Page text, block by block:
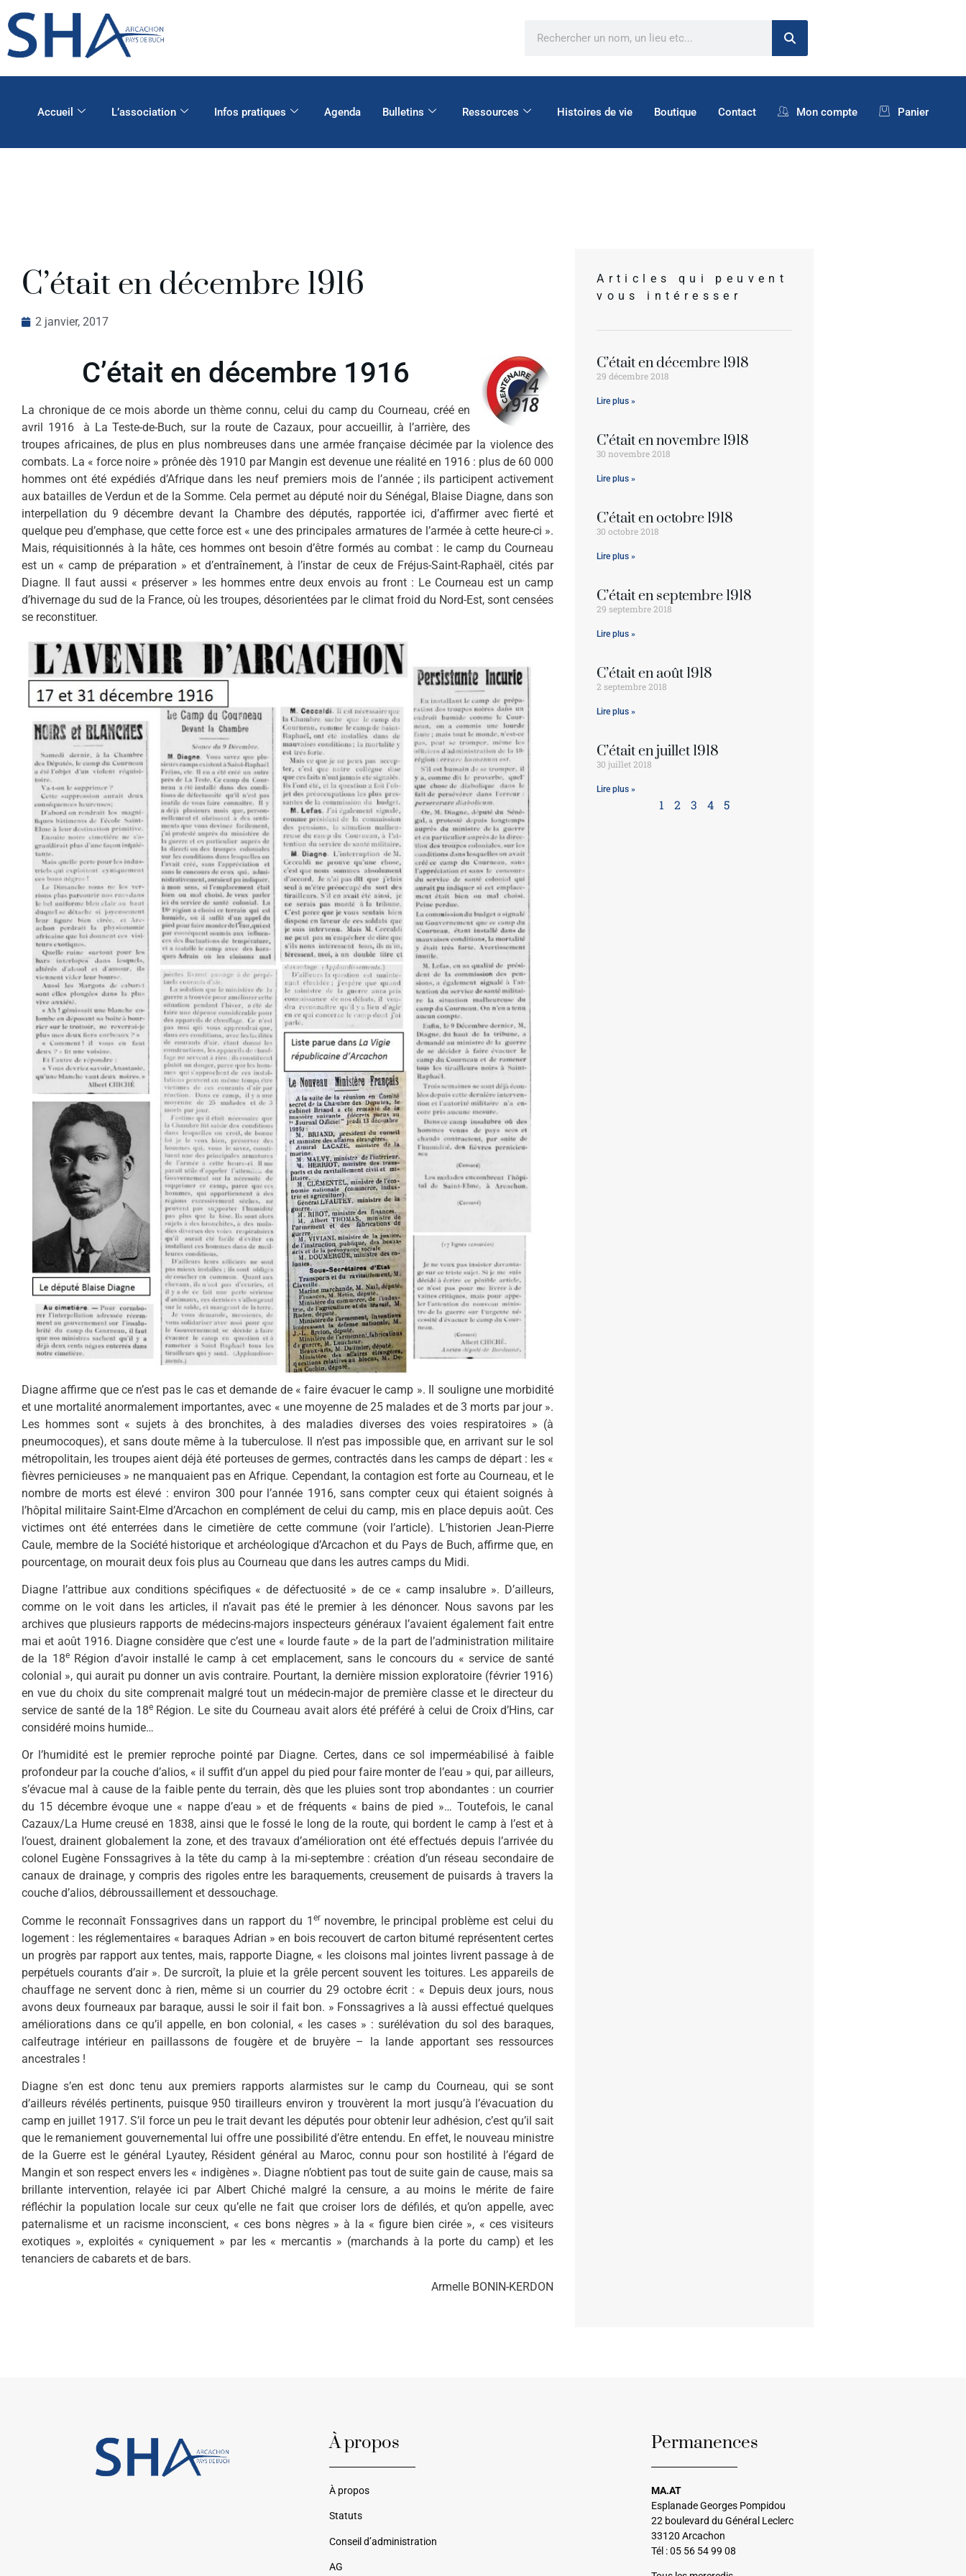
Accueil L’association Infos pratiques Agenda Bulletins Ressources Histoires de vie Boutique Contact Mon compte Panier
C’était en décembre 1916
2 janvier, 2017
C’était en décembre 1916
La chronique de ce mois aborde un thème connu, celui du camp du Courneau, créé en
avril 1916 à La Teste-de-Buch, sur la route de Cazaux, pour accueillir, à l’arrière, des
troupes africaines, de plus en plus nombreuses dans une armée française décimée par la violence des
combats. La « force noire » prônée dès 1910 par Mangin est devenue une réalité en 1916 : plus de 60 000
hommes ont été expédiés d’Afrique dans les neuf premiers mois de l’année ; ils participent activement
aux batailles de Verdun et de la Somme. Cela permet au député noir du Sénégal, Blaise Diagne, dans son
interpellation du 9 décembre devant la Chambre des députés, rapportée ici, d’affirmer avec fierté et
quelque peu d’emphase, que cette force est « une des principales armatures de l’armée à cette heure-ci ».
Mais, réquisitionnés à la hâte, ces hommes ont besoin d’être formés au combat : le camp du Courneau
est un « camp de préparation » et d’entraînement, à l’instar de ceux de Fréjus-Saint-Raphaël, cités par
Diagne. Il faut aussi « préserver » les hommes entre deux envois au front : Le Courneau est un camp
d’hivernage du sud de la France, où les troupes, désorientées par le climat froid du Nord-Est, sont censées
se reconstituer.
Diagne affirme que ce n’est pas le cas et demande de « faire évacuer le camp ». Il souligne une morbidité
et une mortalité anormalement importantes, avec « une moyenne de 25 malades et de 3 morts par jour ».
Les hommes sont « sujets à des bronchites, à des maladies diverses des voies respiratoires » (à
pneumocoques), et sans doute même à la tuberculose. Il n’est pas impossible que, en arrivant sur le sol
métropolitain, les troupes aient déjà été porteuses de germes, contractés dans les camps de départ : les «
fièvres pernicieuses » ne manquaient pas en Afrique. Cependant, la contagion est forte au Courneau, et le
nombre de morts est élevé : environ 300 pour l’année 1916, sans compter ceux qui étaient soignés à
l’hôpital militaire Saint-Elme d’Arcachon en complément de celui du camp, mis en place depuis août. Ces
victimes ont été enterrées dans le cimetière de cette commune (voir l’article). L’historien Jean-Pierre
Caule, membre de la Société historique et archéologique d’Arcachon et du Pays de Buch, affirme que, en
pourcentage, on mourait deux fois plus au Courneau que dans les autres camps du Midi.
Diagne l’attribue aux conditions spécifiques « de défectuosité » de ce « camp insalubre ». D’ailleurs,
comme on le voit dans les articles, il n’avait pas été le premier à les dénoncer. Nous savons par les
archives que plusieurs rapports de médecins-majors inspecteurs généraux l’avaient également fait entre
mai et août 1916. Diagne considère que c’est une « lourde faute » de la part de l’administration militaire
de la 18eRégion d’avoir installé le camp à cet emplacement, sans le concours du « service de santé
colonial », qui aurait pu donner un avis contraire. Pourtant, la dernière mission exploratoire (février 1916)
en vue du choix du site comprenait malgré tout un médecin-major de première classe et le directeur du
service de santé de la 18e Région. Le site du Courneau avait alors été préféré à celui de Croix d’Hins, car
considéré moins humide…
Or l’humidité est le premier reproche pointé par Diagne. Certes, dans ce sol imperméabilisé à faible
profondeur par la couche d’alios, « il suffit d’un appel du pied pour faire monter de l’eau » qui, par ailleurs,
s’évacue mal à cause de la faible pente du terrain, dès que les pluies sont trop abondantes : un courrier
du 15 décembre évoque une « nappe d’eau » et de fréquents « bains de pied »… Toutefois, le canal
Cazaux/La Hume creusé en 1838, ainsi que le fossé le long de la route, qui bordent le camp à l’est et à
l’ouest, drainent globalement la zone, et des travaux d’amélioration ont été effectués depuis l’arrivée du
colonel Eugène Fonssagrives à la tête du camp à la mi-septembre : création d’un réseau secondaire de
canaux de drainage, y compris des rigoles entre les baraquements, creusement de puisards à travers la
couche d’alios, débroussaillement et dessouchage.
Comme le reconnaît Fonssagrives dans un rapport du 1 er novembre, le principal problème est celui du
logement : les réglementaires « baraques Adrian » en bois recouvert de carton bitumé représentent certes
un progrès par rapport aux tentes, mais, rapporte Diagne, « les cloisons mal jointes livrent passage à de
perpétuels courants d’air ». De surcroît, la pluie et la grêle percent souvent les toitures. Les appareils de
chauffage ne servent donc à rien, même si un courrier du 29 octobre écrit : « Depuis deux jours, nous
avons deux fourneaux par baraque, aussi le soir il fait bon. » Fonssagrives a là aussi effectué quelques
améliorations dans ce qu’il appelle, en bon colonial, « les cases » : surélévation du sol des baraques,
calfeutrage intérieur en paillassons de fougère et de bruyère – la lande apportant ses ressources
ancestrales !
Diagne s’en est donc tenu aux premiers rapports alarmistes sur le camp du Courneau, qui se sont
d’ailleurs révélés pertinents, puisque 950 tirailleurs environ y trouvèrent la mort jusqu’à l’évacuation du
camp en juillet 1917. S’il force un peu le trait devant les députés pour obtenir leur adhésion, c’est qu’il sait
que le remaniement gouvernemental lui offre une possibilité d’être entendu. En effet, le nouveau ministre
de la Guerre est le général Lyautey, Résident général au Maroc, connu pour son hostilité à l’égard de
Mangin et son respect envers les « indigènes ». Diagne n’obtient pas tout de suite gain de cause, mais sa
brillante intervention, relayée ici par Albert Chiché malgré la censure, a au moins le mérite de faire
réfléchir la population locale sur ceux qu’elle ne fait que croiser lors de défilés, et qu’on appelle, avec
paternalisme et un racisme inconscient, « ces bons nègres » à la « figure bien cirée », « ces visiteurs
exotiques », exploités « cyniquement » par les « mercantis » (marchands à la porte du camp) et les
tenanciers de cabarets et de bars.
Armelle BONIN-KERDON
Articles qui peuvent
vous intéresser
C’était en décembre 1918
29 décembre 2018
Lire plus »
C’était en novembre 1918
30 novembre 2018
Lire plus »
C’était en octobre 1918
30 octobre 2018
Lire plus »
C’était en septembre 1918
29 septembre 2018
Lire plus »
C’était en août 1918
2 septembre 2018
Lire plus »
C’était en juillet 1918
30 juillet 2018
Lire plus »
1 2 3 4 5
À propos
À propos
Statuts
Conseil d’administration
AG
Permanences
MA.AT
Esplanade Georges Pompidou
22 boulevard du Général Leclerc
33120 Arcachon
Tél : 05 56 54 99 08